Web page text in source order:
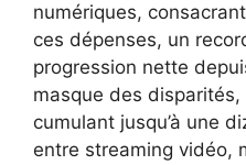
numériques,
ces dépenses, un
progression nette
masque des
cumulant jusqu’à une
entre streaming vidéo,